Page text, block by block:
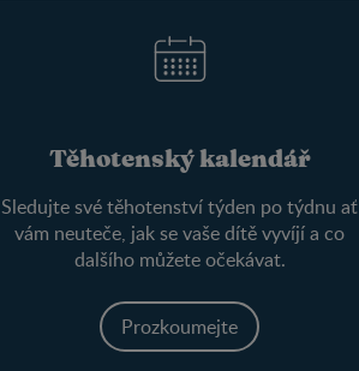
Těhotenský kalendář
Sledujte své těhotenství týden po týdnu ať
vám neuteče, jak se vaše dítě vyvíjí a co
dalšího můžete očekávat.
Prozkoumejte